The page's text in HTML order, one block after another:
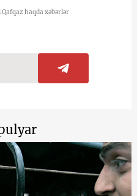
Qafqaz haqda xəbərlər